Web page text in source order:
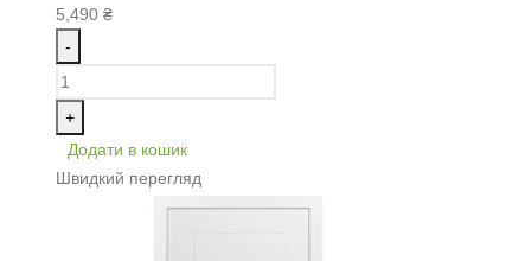
5,490 ₴
-
+
Додати в кошик
Швидкий перегляд